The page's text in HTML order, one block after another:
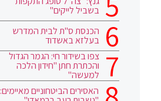
בשביל לייקים"
הכנסת ס"ת לבית המדרש
בעלזא באשדוד
צפו בשידור חי: הגמר הגדול
והכתרת חתן "חידון הלכה
למעשה"
האסירים הביטחוניים מאיימים: